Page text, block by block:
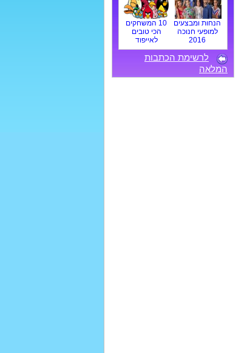
הנחות ומבצעים
למופעי חנוכה
2016
10 המשחקים
הכי טובים
לאייפוד
לרשימת הכתבות
המלאה